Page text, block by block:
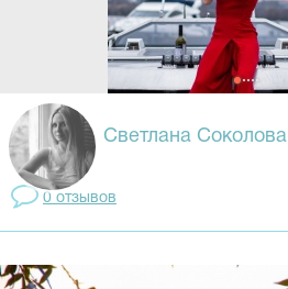
Светлана Соколова
0 отзывов